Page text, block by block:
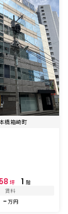
橋箱崎町
坪 1 階
賃料
- 万円